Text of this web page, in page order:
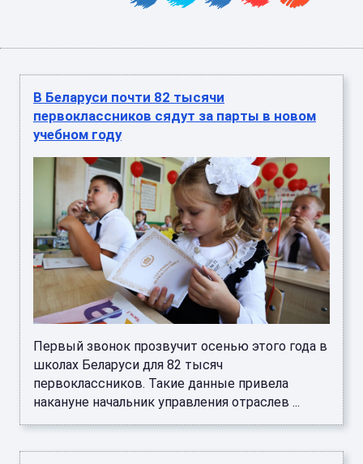
В Беларуси почти 82 тысячи
первоклассников сядут за парты в новом
учебном году
Первый звонок прозвучит осенью этого года в
школах Беларуси для 82 тысяч
первоклассников. Такие данные привела
накануне начальник управления отраслев ...